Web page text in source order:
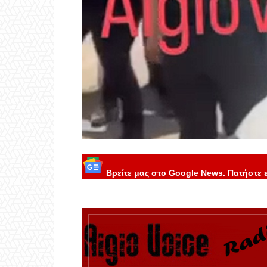
Βρείτε μας στο Google News. Πατήστε